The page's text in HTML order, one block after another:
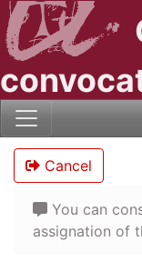
Cancel
You can
assignation of